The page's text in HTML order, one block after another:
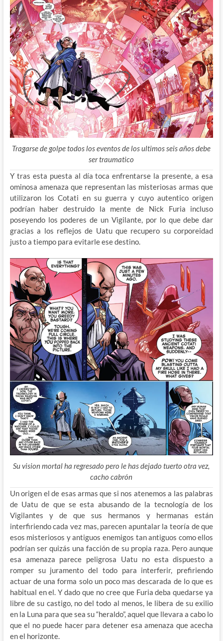
Tragarse de golpe todos los eventos de los ultimos seis años debe
ser traumatico
Y tras esta puesta al día toca enfrentarse la presente, a esa
ominosa amenaza que representan las misteriosas armas que
utilizaron los Cotati en su guerra y cuyo autentico origen
podrían haber destruido la mente de Nick Furia incluso
poseyendo los poderes de un Vigilante, por lo que debe dar
gracias a los reflejos de Uatu que recupero su corporeidad
justo a tiempo para evitarle ese destino.
Su vision mortal ha regresado pero le has dejado tuerto otra vez,
cacho cabrón
Un origen el de esas armas que si nos atenemos a las palabras
de Uatu de que se esta abusando de la tecnología de los
Vigilantes y de que sus hermanos y hermanas están
interfiriendo cada vez mas, parecen apuntalar la teoría de que
esos misteriosos y antiguos enemigos tan antiguos como ellos
podrían ser quizás una facción de su propia raza. Pero aunque
esa amenaza parece peligrosa Uatu no esta dispuesto a
romper su juramento del todo para interferir, prefiriendo
actuar de una forma solo un poco mas descarada de lo que es
habitual en el. Y dado que no cree que Furia deba quedarse ya
libre de su castigo, no del todo al menos, le libera de su exilio
en la Luna para que sea su “heraldo”, aquel que llevara a cabo lo
que el no puede hacer para detener esa amenaza que acecha
en el horizonte.